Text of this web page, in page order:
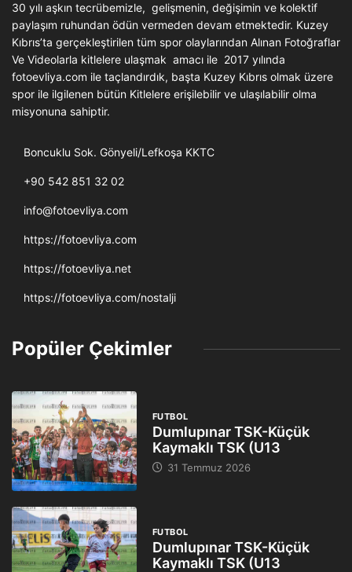
30 yılı aşkın tecrübemizle, gelişmenin, değişimin ve kolektif
paylaşım ruhundan ödün vermeden devam etmektedir. Kuzey
Kıbrıs’ta gerçekleştirilen tüm spor olaylarından Alınan Fotoğraflar
Ve Videolarla kitlelere ulaşmak amacı ile 2017 yılında
fotoevliya.com ile taçlandırdık, başta Kuzey Kıbrıs olmak üzere
spor ile ilgilenen bütün Kitlelere erişilebilir ve ulaşılabilir olma
misyonuna sahiptir.
Boncuklu Sok. Gönyeli/Lefkoşa KKTC
+90 542 851 32 02
info@fotoevliya.com
https://fotoevliya.com
https://fotoevliya.net
https://fotoevliya.com/nostalji
Popüler Çekimler
FUTBOL
Dumlupınar TSK-Küçük
Kaymaklı TSK (U13
31 Temmuz 2026
FUTBOL
Dumlupınar TSK-Küçük
Kaymaklı TSK (U13